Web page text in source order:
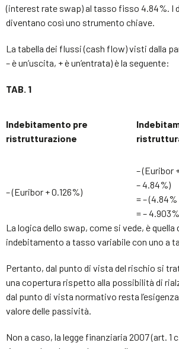
(interest rate swap) al tasso fisso 4.84%. I
diventano così uno strumento chiave.
La tabella dei flussi (cash flow) visti dalla
– è un’uscita, + è un’entrata) è la seguente:
TAB. 1
Indebitamento pre
ristrutturazione
– (Euribor + 0.126%)
– (Euribor
– 4.84%)
= –
= – 4.903%
La logica dello swap, come si vede, è
indebitamento a tasso variabile con uno a
Pertanto, dal punto di vista del rischio si
una copertura rispetto alla possibilità di
dal punto di vista normativo resta
valore delle passività.
Non a caso, la legge finanziaria 2007 (art. 1